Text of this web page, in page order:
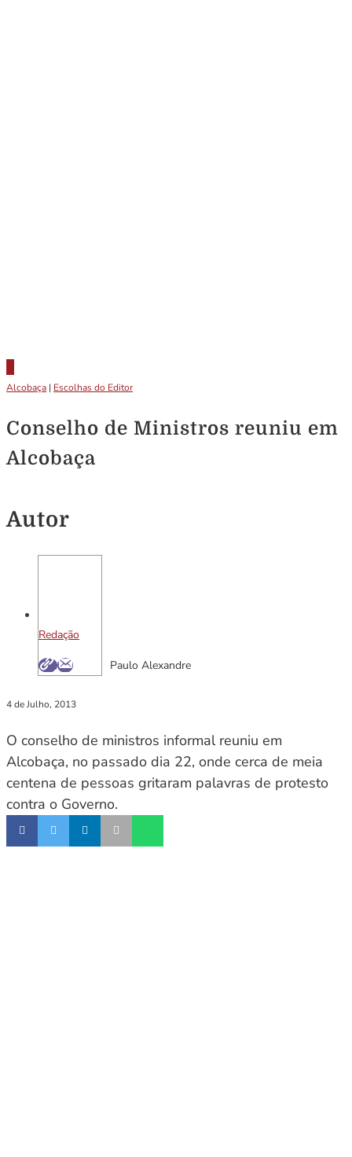
Alcobaça | Escolhas do Editor
Conselho de Ministros reuniu em
Alcobaça
Autor
Redação
Paulo Alexandre
4 de Julho, 2013
O conselho de ministros informal reuniu em
Alcobaça, no passado dia 22, onde cerca de meia
centena de pessoas gritaram palavras de protesto
contra o Governo.